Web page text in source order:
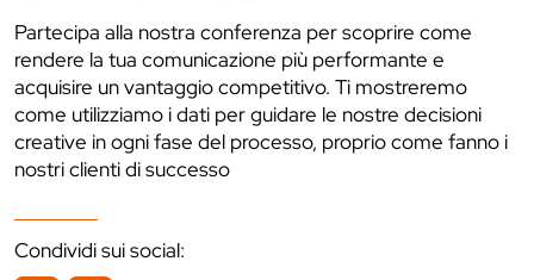
Partecipa alla nostra conferenza per scoprire come
rendere la tua comunicazione più performante e
acquisire un vantaggio competitivo. Ti mostreremo
come utilizziamo i dati per guidare le nostre decisioni
creative in ogni fase del processo, proprio come fanno i
nostri clienti di successo
Condividi sui social: